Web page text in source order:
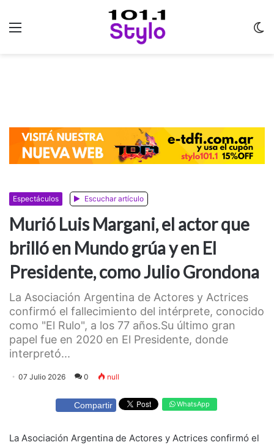
Espectáculos Escuchar artículo
Murió Luis Margani, el actor que
brilló en Mundo grúa y en El
Presidente, como Julio Grondona
La Asociación Argentina de Actores y Actrices
confirmó el fallecimiento del intérprete, conocido
como "El Rulo", a los 77 años.Su último gran
papel fue en 2020 en El Presidente, donde
interpretó...
07 Julio 2026 0 null
Compartir WhatsApp
La Asociación Argentina de Actores y Actrices confirmó el